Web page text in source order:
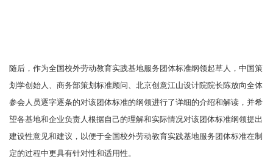
随后，作为全国校外劳动教育实践基地服务团体标准纲领起草人，中国策
划学创始人、商务部策划标准顾问、北京创意江山设计院院长陈放向全体
参会人员逐字逐条的对该团体标准的纲领进行了详细的介绍和解读，并希
望各基地和企业负责人根据自己的理解和实际情况对该团体标准纲领提出
建设性意见和建议，以便于全国校外劳动教育实践基地服务团体标准在制
定的过程中更具有针对性和适用性。